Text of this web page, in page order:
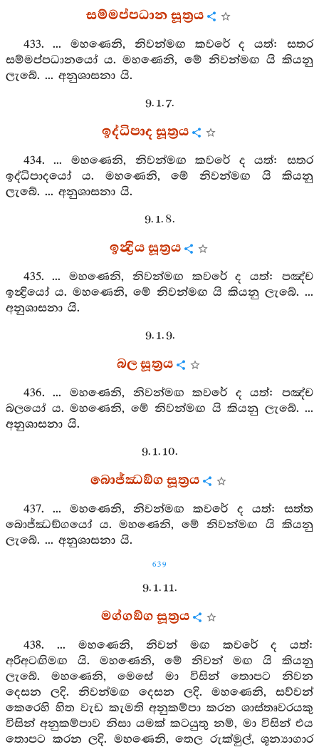
සම්මප්පධාන සූත්‍රය
433. ... මහණෙනි, නිවන්මඟ කවරේ ද යත්: සතර
සම්මප්පධානයෝ ය. මහණෙනි, මේ නිවන්මඟ යි කියනු
ලැබේ. ... අනුශාසනා යි.
9. 1. 7.
ඉද්ධිපාද සූත්‍රය
434. ... මහණෙනි, නිවන්මඟ කවරේ ද යත්: සතර
ඉද්ධිපාදයෝ ය. මහණෙනි, මේ නිවන්මඟ යි කියනු
ලැබේ. ... අනුශාසනා යි.
9. 1. 8.
ඉන්‍ද්‍රිය සූත්‍රය
435. ... මහණෙනි, නිවන්මඟ කවරේ ද යත්: පඤ්ච
ඉන්‍ද්‍රියෝ ය. මහණෙනි, මේ නිවන්මඟ යි කියනු ලැබේ. ...
අනුශාසනා යි.
9. 1. 9.
බල සූත්‍රය
436. ... මහණෙනි, නිවන්මඟ කවරේ ද යත්: පඤ්ච
බලයෝ ය. මහණෙනි, මේ නිවන්මඟ යි කියනු ලැබේ. ...
අනුශාසනා යි.
9. 1. 10.
බොජ්ඣඞ්ග සූත්‍රය
437. ... මහණෙනි, නිවන්මඟ කවරේ ද යත්: සත්ත
බොජ්ඣඞ්ගයෝ ය. මහණෙනි, මේ නිවන්මඟ යි කියනු
ලැබේ. ... අනුශාසනා යි.
639
9. 1. 11.
මග්ගඞ්ග සූත්‍රය
438. ... මහණෙනි, නිවන් මඟ කවරේ ද යත්:
අරිඅටඟිමඟ යි. මහණෙනි, මේ නිවන් මඟ යි කියනු
ලැබේ. මහණෙනි, මෙසේ මා විසින් තොපට නිවන
දෙසන ලදි. නිවන්මඟ දෙසන ලදි. මහණෙනි, සව්වන්
කෙරෙහි හිත වැඩ කැමති අනුකම්පා කරන ශාස්තෘවරයකු
විසින් අනුකම්පාව නිසා යමක් කටයුතු නම්, මා විසින් එය
තොපට කරන ලදි. මහණෙනි, තෙල රුක්මුල්, ශූන්‍යාගාර